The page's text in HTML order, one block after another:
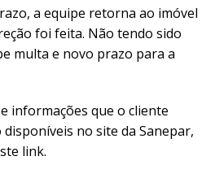
a equipe retorna ao imóvel
foi feita. Não tendo sido
multa e novo prazo para a
informações que o cliente
no site da Sanepar,
link.